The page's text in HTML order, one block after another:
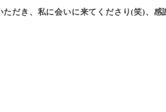
だき、私に会いに来てくださり(笑)、感